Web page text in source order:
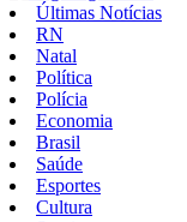
Últimas Notícias
RN
Natal
Política
Polícia
Economia
Brasil
Saúde
Esportes
Cultura